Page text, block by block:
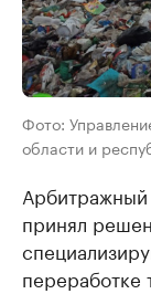
Фото:
области и
принял
переработке